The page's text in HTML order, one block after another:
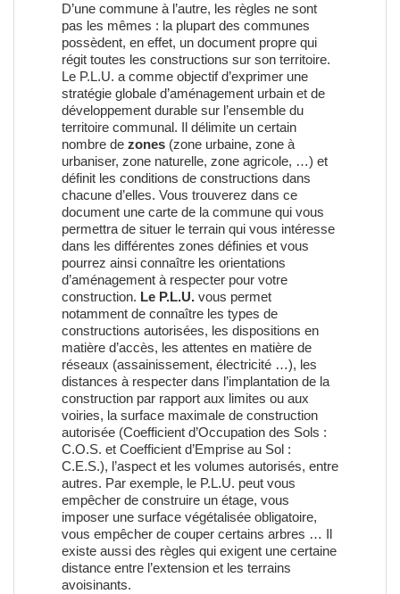
D’une commune à l’autre, les règles ne sont
pas les mêmes : la plupart des communes
possèdent, en effet, un document propre qui
régit toutes les constructions sur son territoire.
Le P.L.U. a comme objectif d’exprimer une
stratégie globale d’aménagement urbain et de
développement durable sur l’ensemble du
territoire communal. Il délimite un certain
nombre de zones (zone urbaine, zone à
urbaniser, zone naturelle, zone agricole, …) et
définit les conditions de constructions dans
chacune d’elles. Vous trouverez dans ce
document une carte de la commune qui vous
permettra de situer le terrain qui vous intéresse
dans les différentes zones définies et vous
pourrez ainsi connaître les orientations
d’aménagement à respecter pour votre
construction. Le P.L.U. vous permet
notamment de connaître les types de
constructions autorisées, les dispositions en
matière d’accès, les attentes en matière de
réseaux (assainissement, électricité …), les
distances à respecter dans l’implantation de la
construction par rapport aux limites ou aux
voiries, la surface maximale de construction
autorisée (Coefficient d’Occupation des Sols :
C.O.S. et Coefficient d’Emprise au Sol :
C.E.S.), l’aspect et les volumes autorisés, entre
autres. Par exemple, le P.L.U. peut vous
empêcher de construire un étage, vous
imposer une surface végétalisée obligatoire,
vous empêcher de couper certains arbres … Il
existe aussi des règles qui exigent une certaine
distance entre l’extension et les terrains
avoisinants.